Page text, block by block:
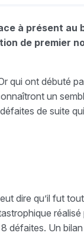
à présent au
de premier
qui ont débuté
un
de suite
dire qu’il fut
réalisé
défaites. Un